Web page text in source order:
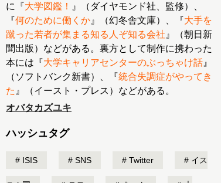
に『大学図鑑！
』（ダイヤモンド社、監修）、
『何のために働くか 』（幻冬舎文庫）、『大手を
蹴った若者が集まる知る人ぞ知る会社 』（朝日新
聞出版）などがある。裏方として制作に携わった
本には『大学キャリアセンターのぶっちゃけ話 』
（ソフトバンク新書）、『統合失調症がやってき
た 』（イースト・プレス）などがある。
オバタカズユキ
ハッシュタグ
ISIS SNS Twitter イス